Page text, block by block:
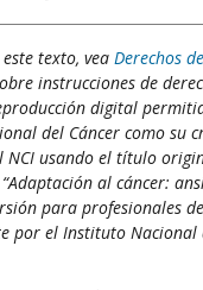
texto, vea Derechos
instrucciones de
digital
del Cáncer como su
usando el título
al cáncer:
para profesionales
por el Instituto Nacional